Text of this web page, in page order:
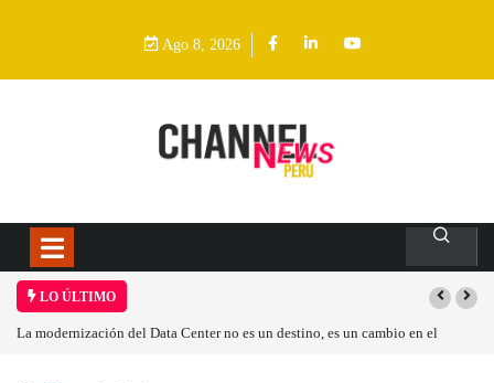
Ago 8, 2026
LO ÚLTIMO
La modernización del Data Center no es un destino, es un cambio en el